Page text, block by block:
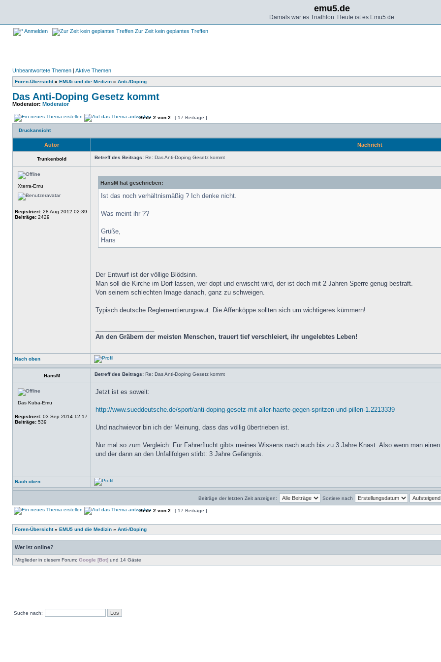
emu5.de
Damals war es Triathlon. Heute ist es Emu5.de
Anmelden Zur Zeit kein geplantes Treffen
Unbeantwortete Themen | Aktive Themen
Foren-Übersicht» EMU5 und die Medizin » Anti-/Doping
Das Anti-Doping Gesetz kommt
Moderator: Moderator
Seite 2 von 2 [ 17 Beiträge ]
Druckansicht
Autor Nachricht
Trunkenbold Betreff des Beitrags: Re: Das Anti-Doping Gesetz kommt
Xterra-Emu
Registriert: 28 Aug 2012 02:39
Beiträge: 2429
HansM hat geschrieben:
Ist das noch verhältnismäßig ? Ich denke nicht.
Was meint ihr ??
Grüße,
Hans
Der Entwurf ist der völlige Blödsinn.
Man soll die Kirche im Dorf lassen, wer dopt und erwischt wird, der ist doch mit 2 Jahren Sperre genug bestraft.
Von seinem schlechten Image danach, ganz zu schweigen.
Typisch deutsche Reglementierungswut. Die Affenköppe sollten sich um wichtigeres kümmern!
An den Gräbern der meisten Menschen, trauert tief verschleiert, ihr ungelebtes Leben!
Nach oben
HansM Betreff des Beitrags: Re: Das Anti-Doping Gesetz kommt
Das Kuba-Emu
Registriert: 03 Sep 2014 12:17
Beiträge: 539
Jetzt ist es soweit:
http://www.sueddeutsche.de/sport/anti-doping-gesetz-mit-aller-haerte-gegen-spritzen-und-pillen-1.2213339
Und nachwievor bin ich der Meinung, dass das völlig übertrieben ist.
Nur mal so zum Vergleich: Für Fahrerflucht gibts meines Wissens nach auch bis zu 3 Jahre Knast. Also wenn man
und der dann an den Unfallfolgen stirbt: 3 Jahre Gefängnis.
Nach oben
Beiträge der letzten Zeit anzeigen: Sortiere nach
Seite 2 von 2 [ 17 Beiträge ]
Foren-Übersicht» EMU5 und die Medizin » Anti-/Doping
Wer ist online?
Mitglieder in diesem Forum: Google [Bot] und 14 Gäste
Suche nach: